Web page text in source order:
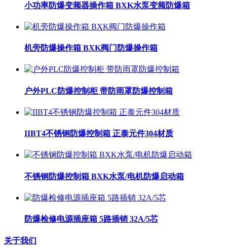
小功率防爆变频器操作箱 BXK水泵变频防爆箱
机旁防爆操作箱 BXK阀门防爆操作箱
户外PLC防爆控制柜 带防雨罩防爆控制箱
IIBT4不锈钢防爆控制箱 正泰元件304材质
不锈钢防爆控制箱 BXK水泵/电机防爆启动箱
防爆检修电源插座箱 5路插销 32A/5芯
关于我们